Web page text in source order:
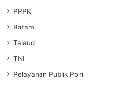
PPPK
Batam
Talaud
TNI
Pelayanan Publik Polri